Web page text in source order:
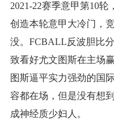
2021-22赛季意甲第10轮
创造本轮意甲大冷门，
没。FCBALL反波胆比
致看好尤文图斯在主场
图斯逼平实力强劲的国
容都在场，但是没有想
成神经质少妇人。